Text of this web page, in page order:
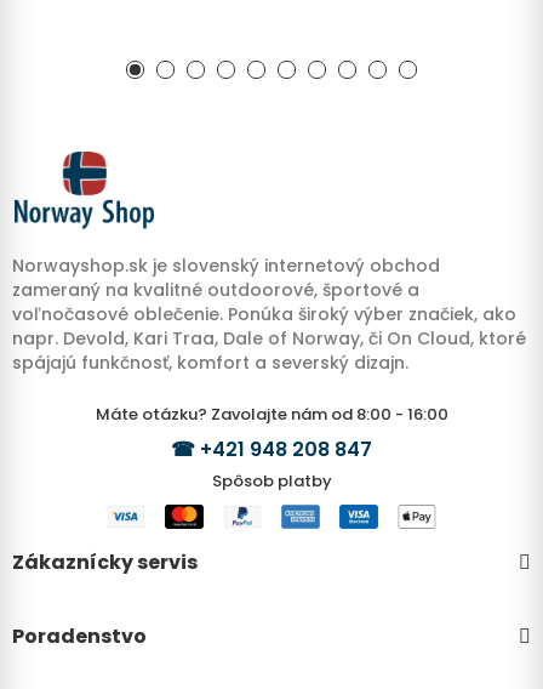
Norwayshop.sk je slovenský internetový obchod
zameraný na kvalitné outdoorové, športové a
voľnočasové oblečenie. Ponúka široký výber značiek, ako
napr. Devold, Kari Traa, Dale of Norway, či On Cloud, ktoré
spájajú funkčnosť, komfort a severský dizajn.
Máte otázku? Zavolajte nám od 8:00 - 16:00
☎ +421 948 208 847
Spôsob platby
Zákaznícky servis
Poradenstvo